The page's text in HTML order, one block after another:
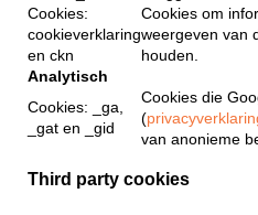
Cookies:
cookieverklaring
en ckn
Cookies om
weergeven van
houden.
Analytisch
Cookies: _ga,
_gat en _gid
Cookies die
(
van anonieme
Third party cookies